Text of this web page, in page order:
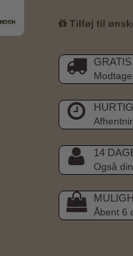
Tilføj til
14
Også
Åbent 6